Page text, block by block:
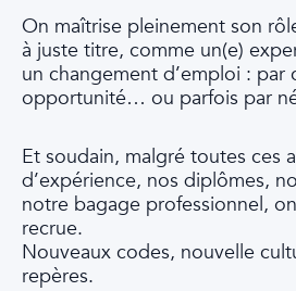
On maîtrise pleinement son
à juste titre, comme un(e)
un changement d’emploi : par
opportunité… ou parfois par
Et soudain, malgré toutes ces
d’expérience, nos diplômes,
notre bagage professionnel,
recrue.
Nouveaux codes, nouvelle
repères.